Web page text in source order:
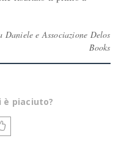
e Associazione Delos
Books
piaciuto?